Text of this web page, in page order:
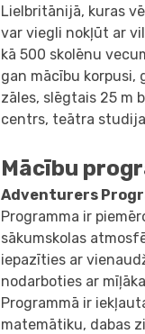
Lielbritānijā, kuras
var viegli nokļūt ar
kā 500 skolēnu
gan mācību korpusi,
zāles, slēgtais 25 m
centrs, teātra
Mācību
Adventurers
Programma ir
sākumskolas
iepazīties ar
nodarboties ar
Programmā ir
matemātiku, dabas